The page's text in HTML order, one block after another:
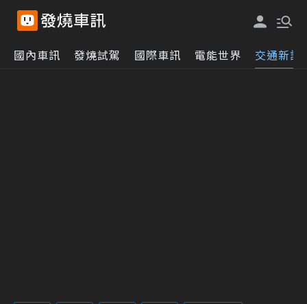
國內車訊 發燒試駕 國際車訊 電能世界 交通新訊